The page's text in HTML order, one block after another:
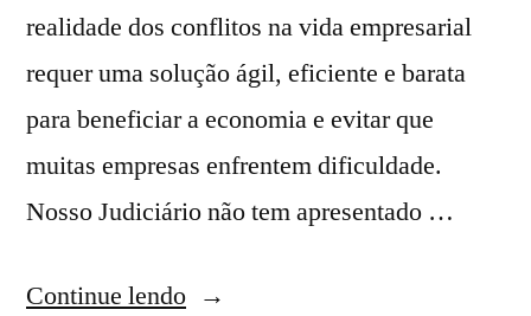
realidade dos conflitos na vida empresarial
requer uma solução ágil, eficiente e barata
para beneficiar a economia e evitar que
muitas empresas enfrentem dificuldade.
Nosso Judiciário não tem apresentado …
Continue lendo